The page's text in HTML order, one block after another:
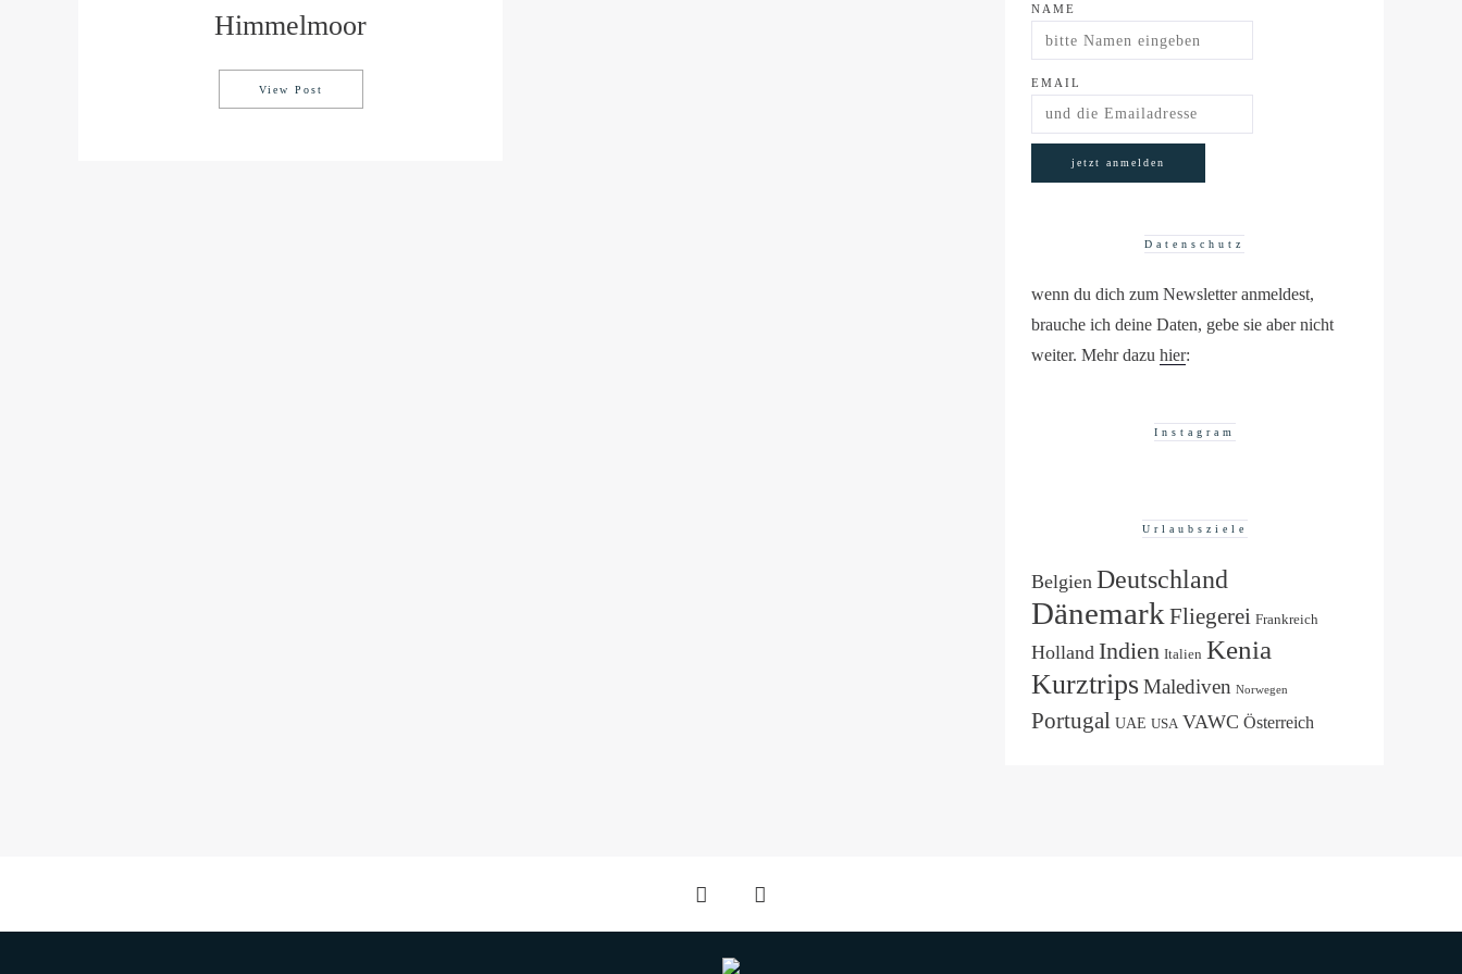
Himmelmoor
View Post
NAME
EMAIL
Datenschutz
wenn du dich zum Newsletter anmeldest,
brauche ich deine Daten, gebe sie aber nicht
weiter. Mehr dazu hier:
Instagram
Urlaubsziele
Belgien Deutschland
Dänemark Fliegerei Frankreich
Holland Indien Italien Kenia
Kurztrips Malediven Norwegen
Portugal UAE USA VAWC Österreich